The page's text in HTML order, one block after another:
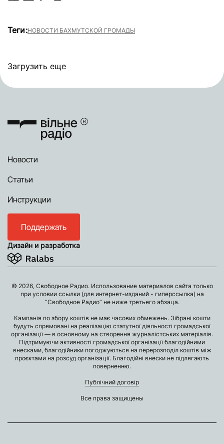
Теги:НОВОСТИ БАХМУТСКОЙ ГРОМАДЫ
Загрузить еще
Новости
Статьи
Инструкции
Поддержать
Дизайн и разработка
© 2026, Свободное Радио. Использование материалов сайта только
при условии ссылки (для интернет-изданий - гиперссылка) на
“Свободное Радио” не ниже третьего абзаца.
Кампанія по збору коштів не має часових обмежень. Зібрані кошти
будуть спрямовані на реалізацію статутної діяльності громадської
організації — в основному на створення журналістських матеріалів.
Підтримуючи активності громадської організації благодійними
внесками, благодійники погоджуються на перерозподіл коштів між
проєктами на розсуд організації. Благодійні внески не підлягають
поверненню.
Публічний договір
Все права защищены